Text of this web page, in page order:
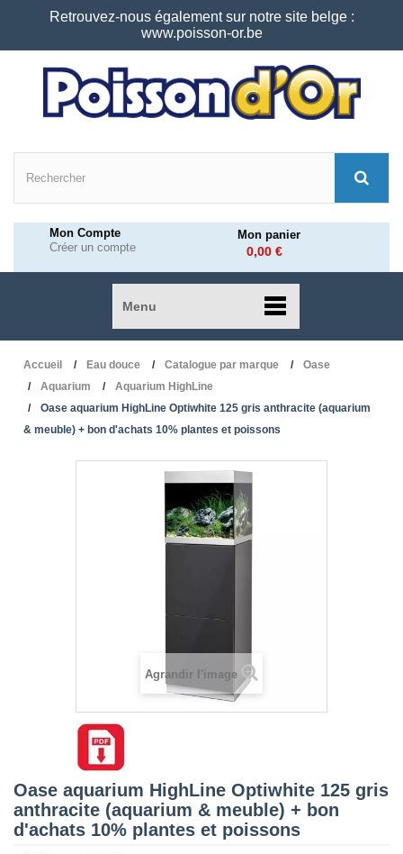
Retrouvez-nous également sur notre site belge :
www.poisson-or.be
Mon Compte
Créer un compte
Mon panier
0,00 €
Menu
Accueil Eau douce Catalogue par marque
Oase
Aquarium
Aquarium HighLine
Oase aquarium HighLine Optiwhite 125 gris anthracite (aquarium
& meuble) + bon d'achats 10% plantes et poissons
Agrandir l'image
Oase aquarium HighLine Optiwhite 125 gris
anthracite (aquarium & meuble) + bon
d'achats 10% plantes et poissons